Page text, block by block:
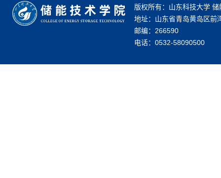
版权所有：山东科技大学
地址：山东省青岛黄岛区前
邮编：266590
电话：0532-58090500